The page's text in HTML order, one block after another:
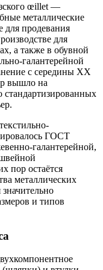
œillet —
металлические
для продевания
для
а также в обувной
галантерейной
с середины XX
вышло на
ГОСТ
галантерейной,
пор остаётся
металлических
и типов